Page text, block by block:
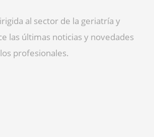
al sector de la geriatría y
las últimas noticias y novedades
profesionales.